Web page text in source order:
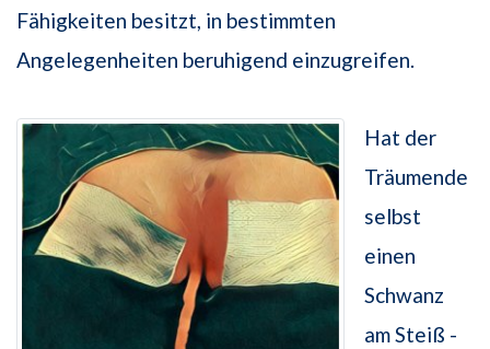
Fähigkeiten besitzt, in bestimmten
Angelegenheiten beruhigend einzugreifen.
Hat der
Träumende
selbst
einen
Schwanz
am Steiß -